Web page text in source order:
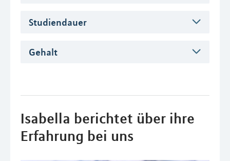
Studiendauer
Gehalt
Isabella berichtet über ihre
Erfahrung bei uns